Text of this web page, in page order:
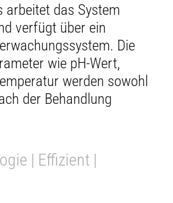
arbeitet das System
verfügt über ein
Die
wie pH-Wert,
werden sowohl
der Behandlung
| Effizient |